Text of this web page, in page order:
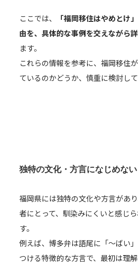
ここでは、
「福岡移住はやめとけ
由を、具体的な事例を交えながら
ます。
これらの情報を参考に、福岡移住
ているのかどうか、慎重に検討して
独特の文化・方言になじめない
福岡県には独特の文化や方言があ
者にとって、馴染みにくいと感じ
す。
例えば、博多弁は語尾に「～ばい
つける特徴的な方言で、最初は理